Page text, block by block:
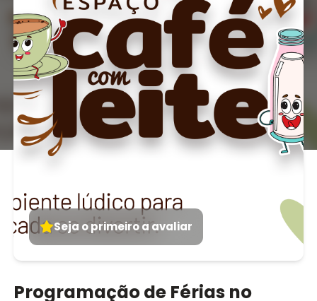
Seja o primeiro a avaliar
Programação de Férias no